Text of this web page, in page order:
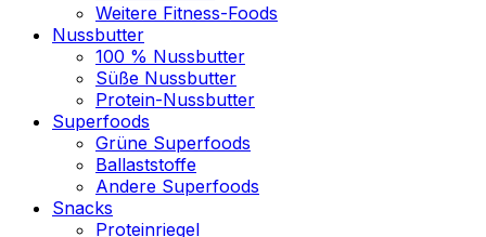
Weitere Fitness-Foods
Nussbutter
100 % Nussbutter
Süße Nussbutter
Protein-Nussbutter
Superfoods
Grüne Superfoods
Ballaststoffe
Andere Superfoods
Snacks
Proteinriegel